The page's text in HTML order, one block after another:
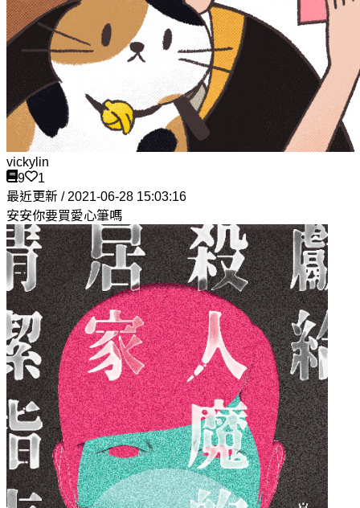
vickylin
9
1
最近更新 / 2021-06-28 15:03:16
安安你要買愛心筆嗎